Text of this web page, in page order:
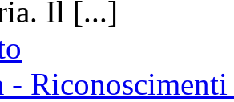
Il [...]
-